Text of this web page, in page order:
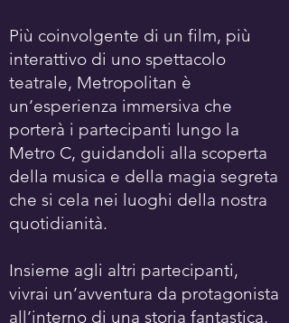
Più coinvolgente di un film, più
interattivo di uno spettacolo
teatrale, Metropolitan è
un’esperienza immersiva che
porterà i partecipanti lungo la
Metro C, guidandoli alla scoperta
della musica e della magia segreta
che si cela nei luoghi della nostra
quotidianità.
Insieme agli altri partecipanti,
vivrai un’avventura da protagonista
all’interno di una storia fantastica,